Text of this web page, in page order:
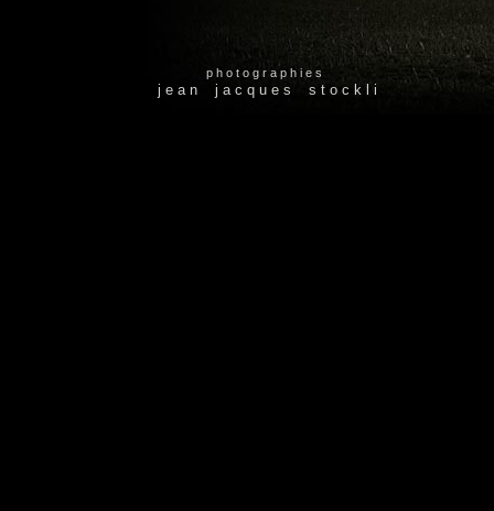
p h o t o g r a p h i e s
j e a n j a c q u e s s t o c k l i